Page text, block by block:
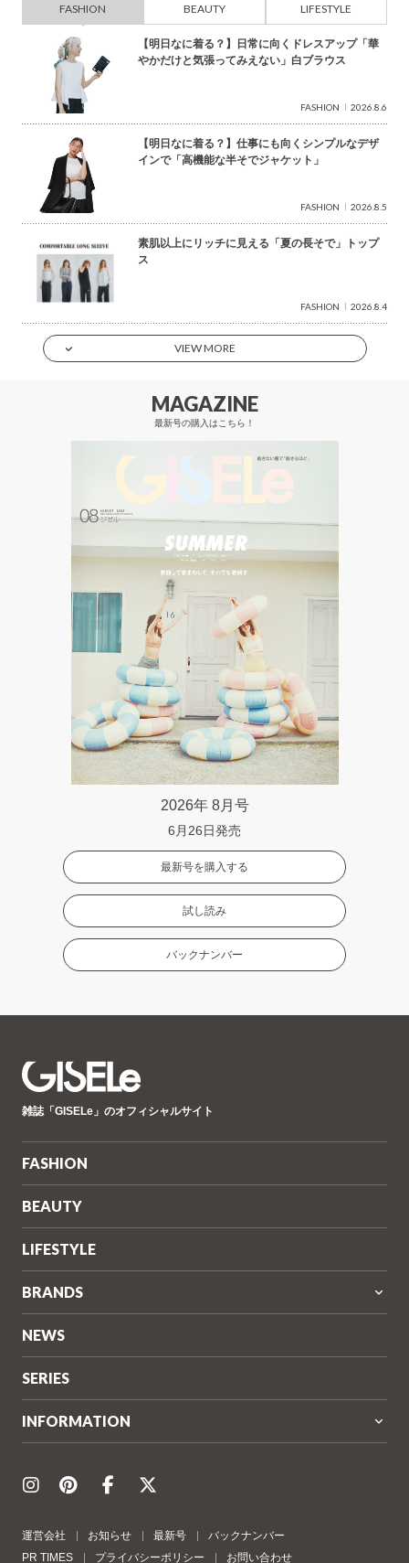
FASHION BEAUTY LIFESTYLE
【明日なに着る？】日常に向くドレスアップ「華
やかだけと気張ってみえない」白ブラウス
FASHION 2026.8.6
【明日なに着る？】仕事にも向くシンプルなデザ
インで「高機能な半そでジャケット」
FASHION 2026.8.5
素肌以上にリッチに見える「夏の長そで」トップ
ス
FASHION 2026.8.4
VIEW MORE
MAGAZINE
最新号の購入はこちら！
2026年 8月号
6月26日発売
最新号を購入する
試し読み
バックナンバー
ゼ
雑誌「GISELe」のオフィシャルサイト
FASHION
BEAUTY
LIFESTYLE
BRANDS
NEWS
SERIES
INFORMATION
運営会社 お知らせ 最新号
バックナンバー
PR TIMES
プライバシーポリシー お問い合わせ